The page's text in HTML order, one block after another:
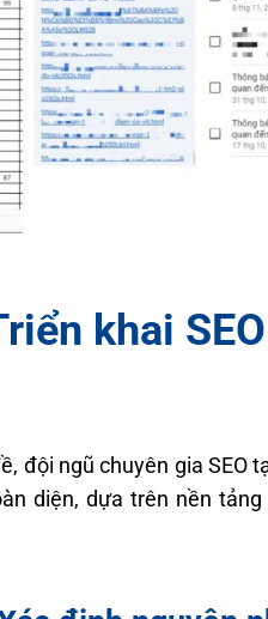
khai
ngũ chuyên gia SEO
diện, dựa trên nền tảng